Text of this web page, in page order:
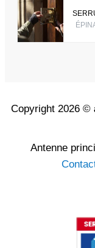
Copyright 2026 ©
Antenne